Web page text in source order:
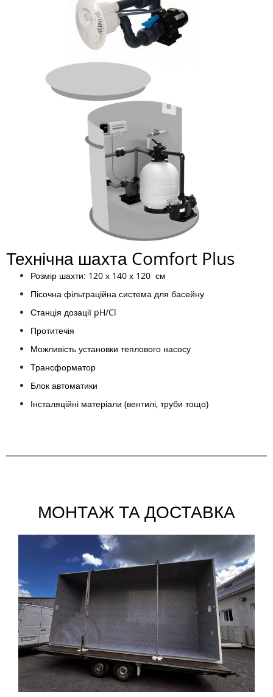
Технічна шахта Comfort Plus
Розмір шахти: 120 х 140 х 120 см
Пісочна фільтраційна система для басейну
Станція дозації pH/Cl
Протитечія
Можливість установки теплового насосу
Трансформатор
Блок автоматики
Інсталяційні матеріали (вентилі, труби тощо)
МОНТАЖ ТА ДОСТАВКА